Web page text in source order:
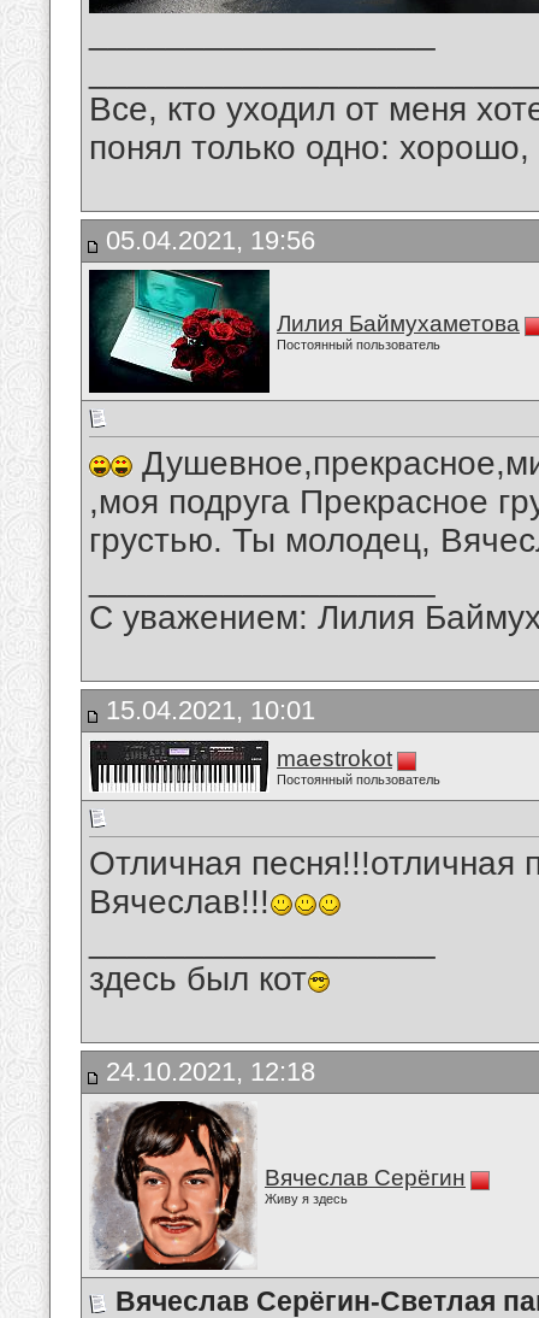
Все, кто уходил от меня
понял только одно:
05.04.2021, 19:56
Лилия Баймухаметова
Постоянный пользователь
,моя подруга Прекрасное
грустью. Ты молодец,
С уважением: Лилия
15.04.2021, 10:01
maestrokot
Постоянный пользователь
Отличная песня!!!отличная
Вячеслав!!!
здесь был кот
24.10.2021, 12:18
Вячеслав Серёгин
Живу я здесь
Вячеслав Серёгин-Светлая